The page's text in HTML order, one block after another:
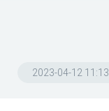
2023-04-12 11:13